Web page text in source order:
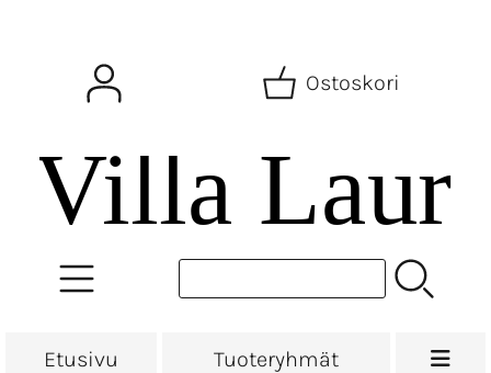
Ostoskori
Etusivu Tuoteryhmät